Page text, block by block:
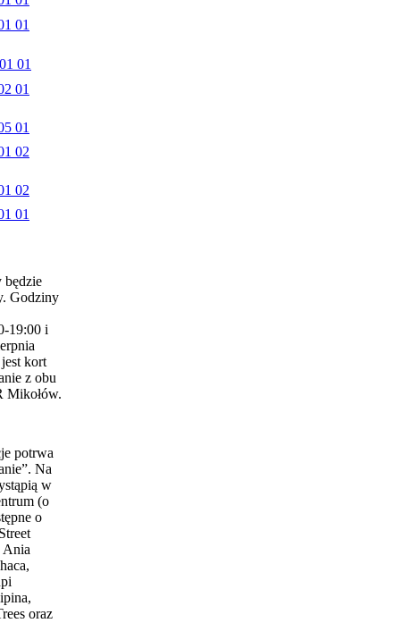
będzie
Godziny
19:00 i
kort
z obu
Mikołów.
potrwa
Na
w
(o
o
Ania
oraz